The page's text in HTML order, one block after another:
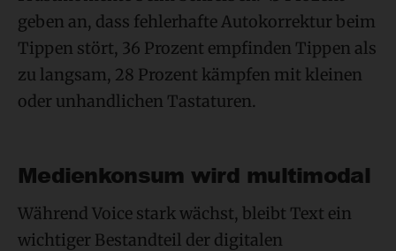
geben an, dass fehlerhafte Autokorrektur beim
Tippen stört, 36 Prozent empfinden Tippen als
zu langsam, 28 Prozent kämpfen mit kleinen
oder unhandlichen Tastaturen.
Medienkonsum wird multimodal
Während Voice stark wächst, bleibt Text ein
wichtiger Bestandteil der digitalen